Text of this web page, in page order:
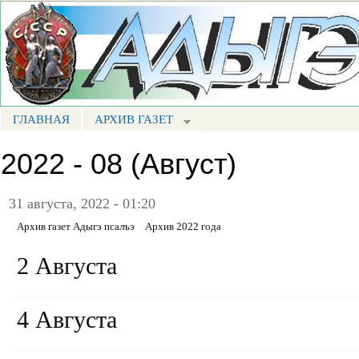
Портал СМИ КБР
МЕНЮ АП
ГЛАВНАЯ АРХИВ ГАЗЕТ
2022 - 08 (Август)
31 августа, 2022 - 01:20
Архив газет Адыгэ псалъэ Архив 2022 года
2 Августа
4 Августа